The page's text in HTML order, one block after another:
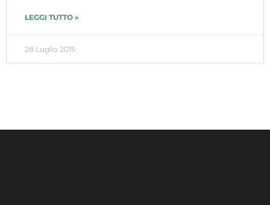
LEGGI TUTTO »
28 Luglio 2015